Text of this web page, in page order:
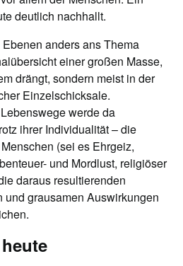
deutlich nachhallt.
anders ans Thema
einer großen Masse,
drängt, sondern meist in der
Einzelschicksale.
werde da
ihrer Individualität – die
(sei es Ehrgeiz,
und Mordlust, religiöser
daraus resultierenden
und grausamen Auswirkungen